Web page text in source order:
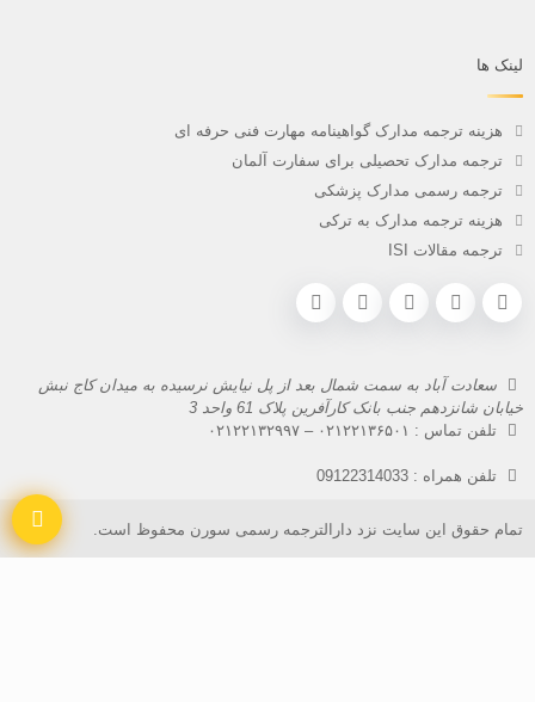
لینک ها
هزینه ترجمه مدارک گواهینامه مهارت فنی حرفه ای
ترجمه مدارک تحصیلی برای سفارت آلمان
ترجمه رسمی مدارک پزشکی
هزینه ترجمه مدارک به ترکی
ترجمه مقالات ISI
سعادت آباد به سمت شمال بعد از پل نیایش نرسیده به میدان کاج نبش
خیابان شانزدهم جنب بانک کارآفرین پلاک 61 واحد 3
تلفن تماس : ۰۲۱۲۲۱۳۶۵۰۱ –۰۲۱۲۲۱۳۲۹۹۷
تلفن همراه :09122314033
تمام حقوق این سایت نزد دارالترجمه رسمی سورن محفوظ است.